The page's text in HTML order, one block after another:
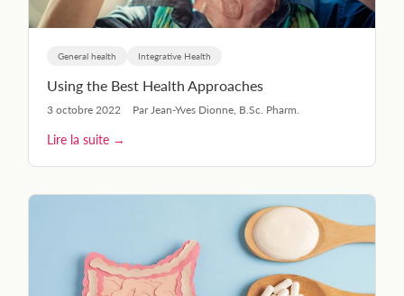
General health Integrative Health
Using the Best Health Approaches
3 octobre 2022 Par Jean-Yves Dionne, B.Sc. Pharm.
Lire la suite →